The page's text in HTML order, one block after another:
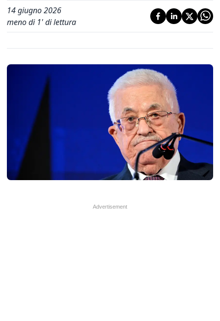
14 giugno 2026
meno di 1' di lettura